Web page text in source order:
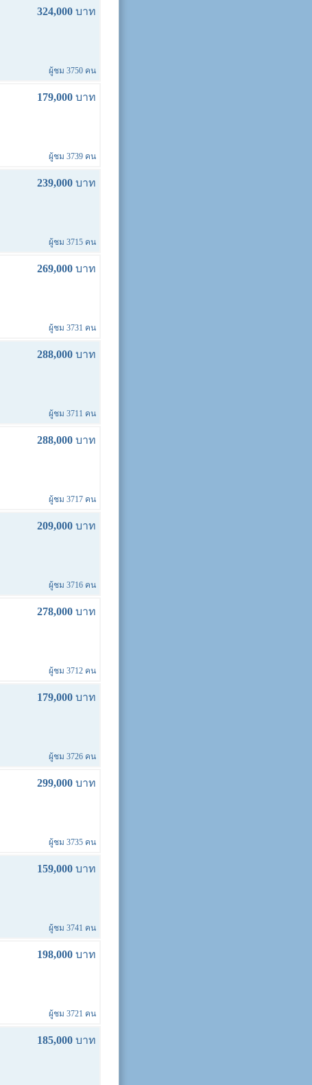
324,000บาท
ผู้ชม 3750 คน
179,000บาท
ผู้ชม 3739 คน
239,000บาท
ผู้ชม 3715 คน
269,000บาท
ผู้ชม 3731 คน
288,000บาท
ผู้ชม 3711 คน
288,000บาท
ผู้ชม 3717 คน
209,000บาท
ผู้ชม 3716 คน
278,000บาท
ผู้ชม 3712 คน
179,000บาท
ผู้ชม 3726 คน
299,000บาท
ผู้ชม 3735 คน
159,000บาท
ผู้ชม 3741 คน
198,000บาท
ผู้ชม 3721 คน
185,000บาท